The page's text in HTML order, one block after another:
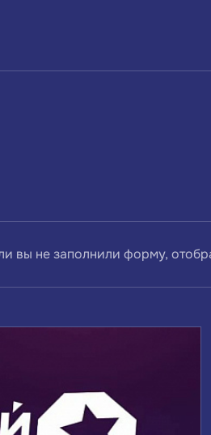
вы не заполнили форму,
ВАС ТЕМЫ НОВОСТЕЙ: